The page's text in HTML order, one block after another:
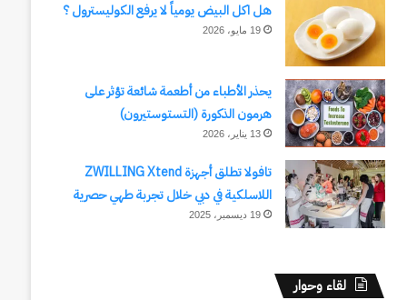
هل اكل البيض يومياً لا يرفع الكوليسترول ؟
19 مايو، 2026
يحذر الأطباء من أطعمة شائعة تؤثر على
هرمون الذكورة (التستوستيرون)
13 يناير، 2026
تافولا تطلق أجهزة ZWILLING Xtend
اللاسلكية في دبي خلال تجربة طهي حصرية
19 ديسمبر، 2025
لقاء وحوار